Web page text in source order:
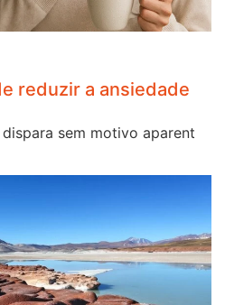
reduzir a ansiedade
sem motivo aparent